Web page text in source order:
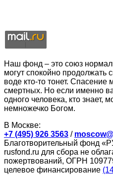
Наш фонд – это союз
могут спокойно продолжать
воде кто-то тонет. Спасение
смертных. Но если именно
одного человека, кто знает,
немножечко Богом.
В Москве:
+7 (495) 926 3563 /
Благотворительный фонд
rusfond.ru для сбора не
пожертвований, ОГРН
целевое финансирование